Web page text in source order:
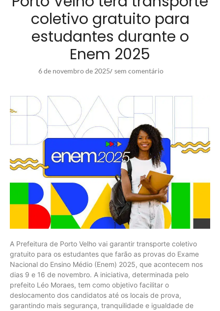
coletivo gratuito para
estudantes durante o
Enem 2025
6 de novembro de 2025/ sem comentário
A Prefeitura de Porto Velho vai garantir transporte coletivo
gratuito para os estudantes que farão as provas do Exame
Nacional do Ensino Médio (Enem) 2025, que acontecem nos
dias 9 e 16 de novembro. A iniciativa, determinada pelo
prefeito Léo Moraes, tem como objetivo facilitar o
deslocamento dos candidatos até os locais de prova,
garantindo mais segurança, tranquilidade e igualdade de